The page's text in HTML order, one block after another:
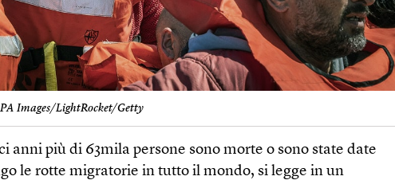
Images/LightRocket/Getty
anni più di 63mila persone sono morte o sono state date
le rotte migratorie in tutto il mondo, si legge in un